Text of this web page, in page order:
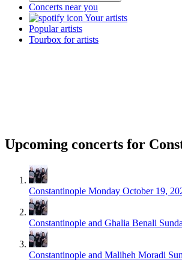
Concerts near you
Your artists
Popular artists
Tourbox for artists
Upcoming concerts for
Constantinople Monday October 19,
Constantinople and Ghalia Benali
Constantinople and Maliheh Moradi